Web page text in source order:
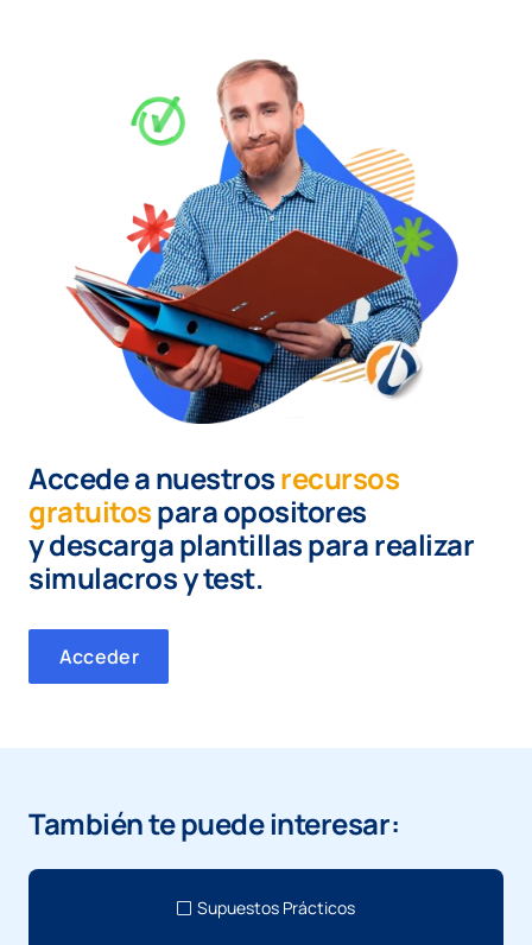
Accede a nuestrosrecursos
gratuitospara opositores
ydescarga plantillas para realizar
simulacros y test.
Acceder
También te puede interesar:
Supuestos Prácticos